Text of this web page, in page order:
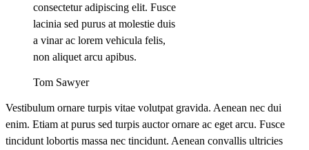
consectetur adipiscing elit. Fusce
lacinia sed purus at molestie duis
a vinar ac lorem vehicula felis,
non aliquet arcu apibus.
Tom Sawyer
Vestibulum ornare turpis vitae volutpat gravida. Aenean nec dui
enim. Etiam at purus sed turpis auctor ornare ac eget arcu. Fusce
tincidunt lobortis massa nec tincidunt. Aenean convallis ultricies